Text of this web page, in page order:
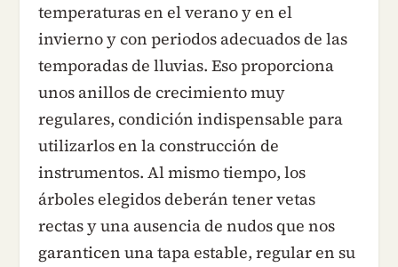
temperaturas en el verano y en el
invierno y con periodos adecuados de las
temporadas de lluvias. Eso proporciona
unos anillos de crecimiento muy
regulares, condición indispensable para
utilizarlos en la construcción de
instrumentos. Al mismo tiempo, los
árboles elegidos deberán tener vetas
rectas y una ausencia de nudos que nos
garanticen una tapa estable, regular en su